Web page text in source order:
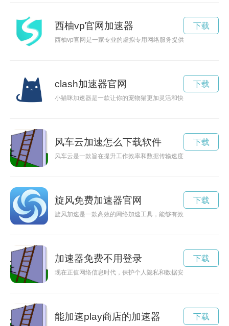
西柚vp官网加速器
西柚vp官网是一家专业的虚拟专用网络服务提供商，为用户提
下载
clash加速器官网
小猫咪加速器是一款让你的宠物猫更加灵活和快速的新玩具，
下载
风车云加速怎么下载软件
风车云是一款旨在提升工作效率和数据传输速度的云端服务，
下载
旋风免费加速器官网
旋风加速是一款高效的网络加速工具，能够有效提升网络速度
下载
加速器免费不用登录
现在正值网络信息时代，保护个人隐私和数据安全至关重要。
下载
能加速play商店的加速器 下载